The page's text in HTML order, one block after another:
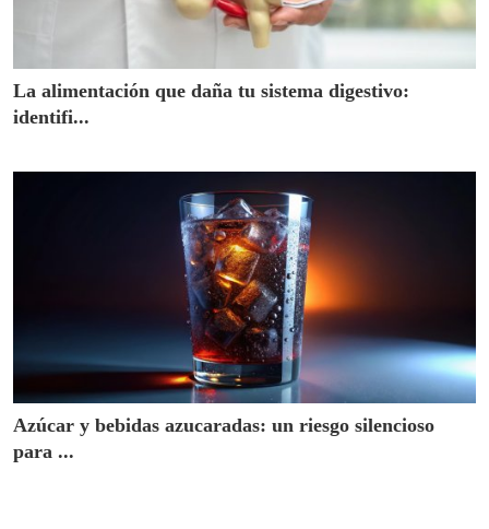
La alimentación que daña tu sistema digestivo:
identifi...
Azúcar y bebidas azucaradas: un riesgo silencioso
para ...